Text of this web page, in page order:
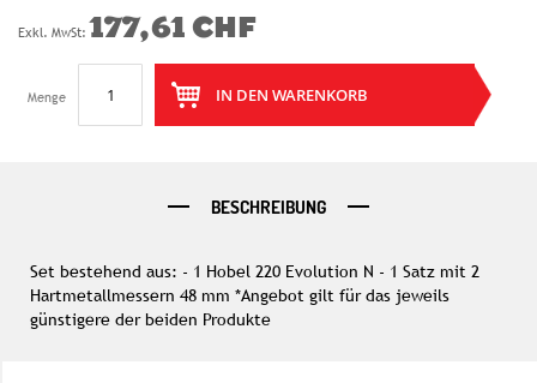
177,61 CHF
Menge IN DEN WARENKORB
BESCHREIBUNG
Set bestehend aus: - 1 Hobel 220 Evolution N - 1 Satz mit 2
Hartmetallmessern 48 mm *Angebot gilt für das jeweils
günstigere der beiden Produkte